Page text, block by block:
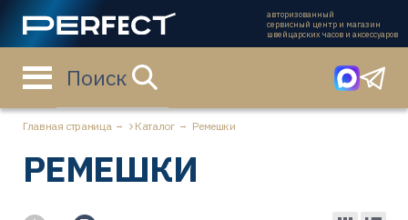
авторизованный
сервисный центр и магазин
швейцарских часов и аксессуаров
Поиск
Главная страница Каталог Ремешки
РЕМЕШКИ